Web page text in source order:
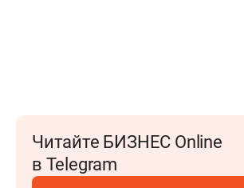
Читайте БИЗНЕС Online
в Telegram